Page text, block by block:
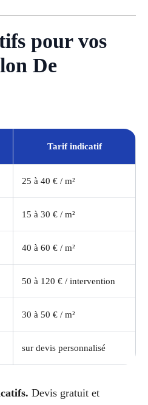
pour vos
De
Tarif indicatif
25 à 40 € / m²
15 à 30 € / m²
40 à 60 € / m²
50 à 120 € / intervention
30 à 50 € / m²
sur devis personnalisé
Devis gratuit et